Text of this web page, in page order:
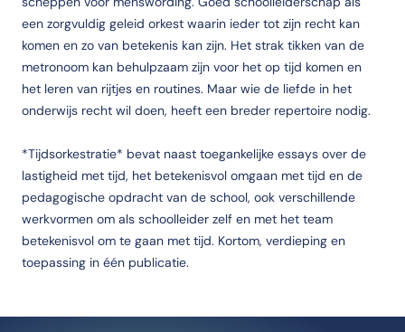
een zorgvuldig geleid orkest waarin ieder tot zijn recht kan
komen en zo van betekenis kan zijn. Het strak tikken van de
metronoom kan behulpzaam zijn voor het op tijd komen en
het leren van rijtjes en routines. Maar wie de liefde in het
onderwijs recht wil doen, heeft een breder repertoire nodig.
*Tijdsorkestratie* bevat naast toegankelijke essays over de
lastigheid met tijd, het betekenisvol omgaan met tijd en de
pedagogische opdracht van de school, ook verschillende
werkvormen om als schoolleider zelf en met het team
betekenisvol om te gaan met tijd. Kortom, verdieping en
toepassing in één publicatie.